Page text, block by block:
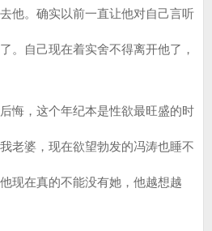
他。确实以前一直让他对自己言听
。自己现在着实舍不得离开他了，
，这个年纪本是性欲最旺盛的时
老婆，现在欲望勃发的冯涛也睡不
现在真的不能没有她，他越想越